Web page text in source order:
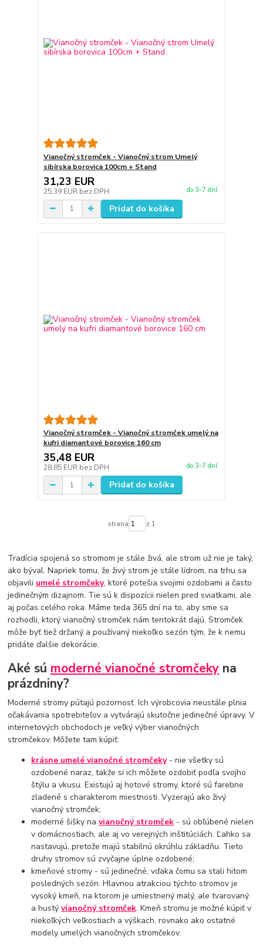
Vianočný stromček - Vianočný strom Umelý
sibírska borovica 100cm + Stand
31,23 EUR
25,39 EUR bez DPH do 3-7 dní
Pridať do košíka
Vianočný stromček - Vianočný stromček umelý na
kufri diamantové borovice 160 cm
35,48 EUR
28,85 EUR bez DPH do 3-7 dní
Pridať do košíka
strana z 1
Tradícia spojená so stromom je stále živá, ale strom už nie je taký,
ako býval. Napriek tomu, že živý strom je stále lídrom, na trhu sa
objavili umelé stromčeky, ktoré potešia svojimi ozdobami a často
jedinečným dizajnom. Tie sú k dispozícii nielen pred sviatkami, ale
aj počas celého roka. Máme teda 365 dní na to, aby sme sa
rozhodli, ktorý vianočný stromček nám tentokrát dajú. Stromček
môže byť tiež držaný a používaný niekoľko sezón tým, že k nemu
pridáte ďalšie dekorácie.
Aké sú moderné vianočné stromčeky na
prázdniny?
Moderné stromy pútajú pozornosť. Ich výrobcovia neustále plnia
očakávania spotrebiteľov a vytvárajú skutočne jedinečné úpravy. V
internetových obchodoch je veľký výber vianočných
stromčekov. Môžete tam kúpiť:
krásne umelé vianočné stromčeky- nie všetky sú
ozdobené naraz, takže si ich môžete ozdobiť podľa svojho
štýlu a vkusu. Existujú aj hotové stromy, ktoré sú farebne
zladené s charakterom miestnosti. Vyzerajú ako živý
vianočný stromček;
moderné šišky navianočný stromček - sú obľúbené nielen
v domácnostiach, ale aj vo verejných inštitúciách. Ľahko sa
nastavujú, pretože majú stabilnú okrúhlu základňu. Tieto
druhy stromov sú zvyčajne úplne ozdobené;
kmeňové stromy - sú jedinečné, vďaka čomu sa stali hitom
posledných sezón. Hlavnou atrakciou týchto stromov je
vysoký kmeň, na ktorom je umiestnený malý, ale tvarovaný
a hustývianočný stromček. Kmeň stromu je možné kúpiť v
niekoľkých veľkostiach a výškach, rovnako ako ostatné
modely umelých vianočných stromčekov.